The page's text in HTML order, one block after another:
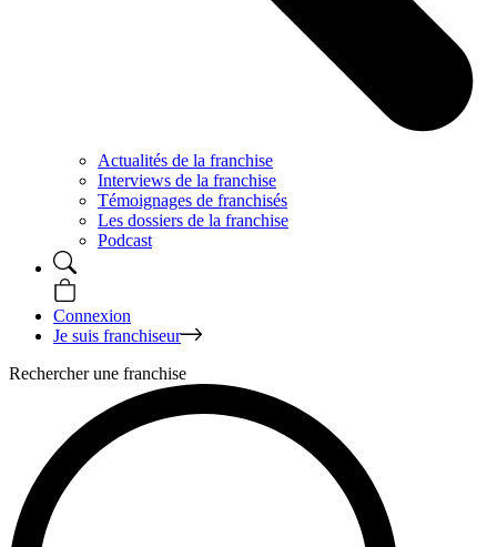
Actualités de la franchise
Interviews de la franchise
Témoignages de franchisés
Les dossiers de la franchise
Podcast
Connexion
Je suis franchiseur
Rechercher une franchise